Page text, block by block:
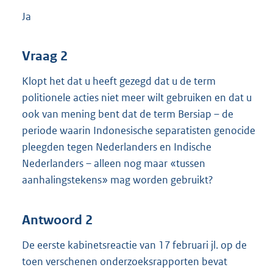
Ja
Vraag 2
Klopt het dat u heeft gezegd dat u de term
politionele acties niet meer wilt gebruiken en dat u
ook van mening bent dat de term Bersiap – de
periode waarin Indonesische separatisten genocide
pleegden tegen Nederlanders en Indische
Nederlanders – alleen nog maar «tussen
aanhalingstekens» mag worden gebruikt?
Antwoord 2
De eerste kabinetsreactie van 17 februari jl. op de
toen verschenen onderzoeksrapporten bevat